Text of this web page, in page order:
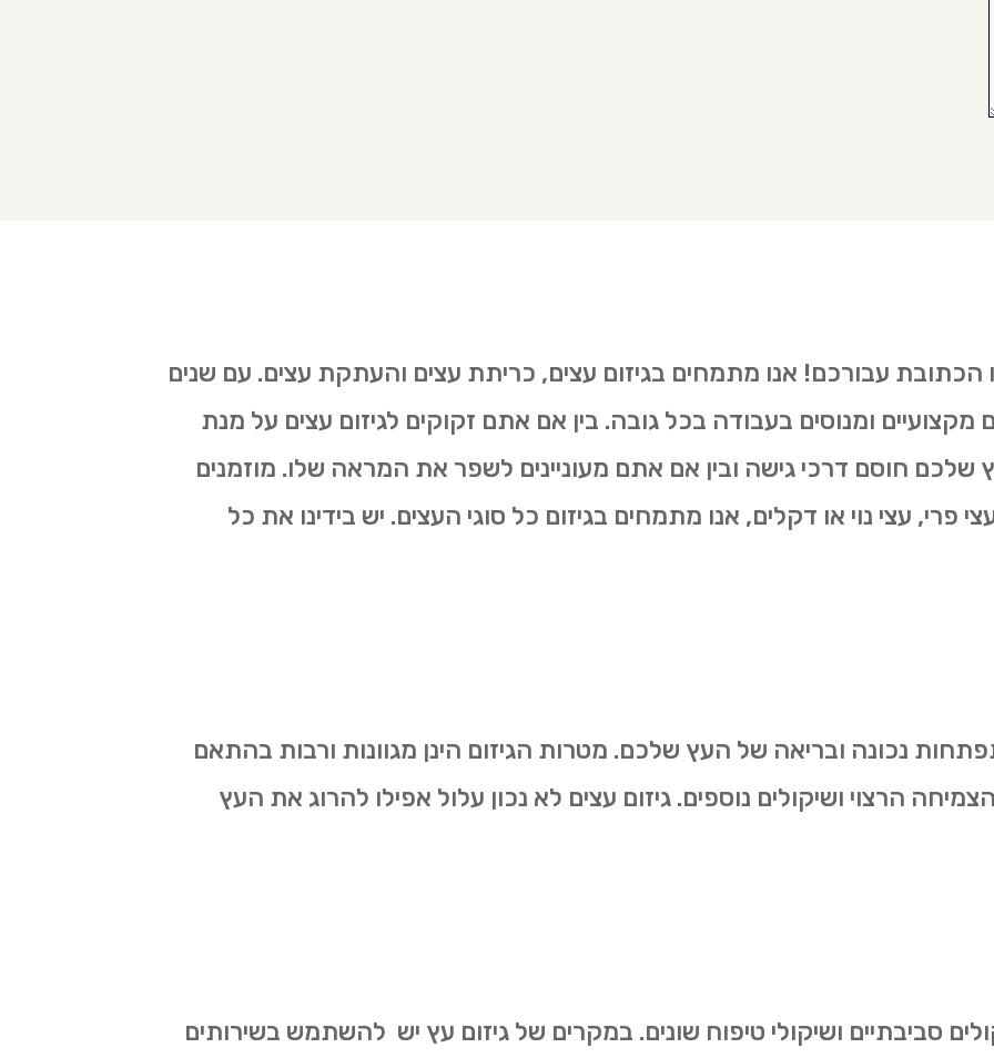
הכתובת עבורכם! אנו מתמחים בגיזום עצים, כריתת עצים והעתקת עצים. עם שנים
מקצועיים ומנוסים בעבודה בכל גובה. בין אם אתם זקוקים לגיזום עצים על מנת
חוסם דרכי גישה ובין אם אתם מעוניינים לשפר את המראה שלו. מוזמנים
עצי נוי או דקלים, אנו מתמחים בגיזום כל סוגי העצים. יש בידינו את כל
נכונה ובריאה של העץ שלכם. מטרות הגיזום הינן מגוונות ורבות בהתאם
הרצוי ושיקולים נוספים. גיזום עצים לא נכון עלול אפילו להרוג את העץ
סביבתיים ושיקולי טיפוח שונים. במקרים של גיזום עץ יש להשתמש בשירותים